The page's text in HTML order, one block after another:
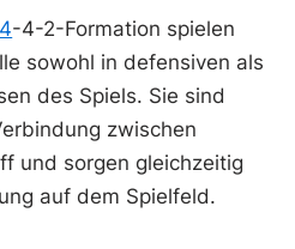
-4-2-Formation spielen
sowohl in defensiven als
des Spiels. Sie sind
zwischen
und sorgen gleichzeitig
auf dem Spielfeld.